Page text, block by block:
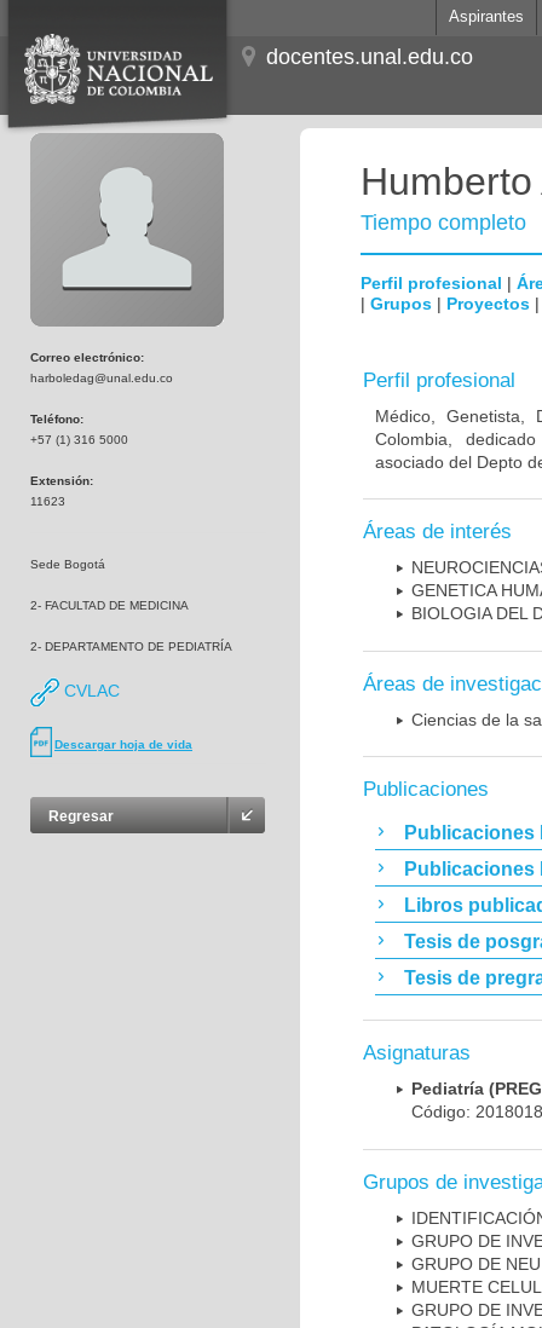
Aspirantes
docentes.unal.edu.co
Correo electrónico:
harboledag@unal.edu.co
Teléfono:
+57 (1) 316 5000
Extensión:
11623
Sede Bogotá
2- FACULTAD DE MEDICINA
2- DEPARTAMENTO DE PEDIATRÍA
CVLAC
Descargar hoja de vida
Regresar
Tiempo completo
Perfil profesional |
| Grupos | Proyectos
Perfil profesional
Médico, Genetista,
Colombia,
asociado del Depto
Áreas de interés
GENETICA
BIOLOGIA DEL
Áreas de
Ciencias de la
Publicaciones
Publicaciones
Publicaciones
Libros
Tesis de
Tesis de
Asignaturas
Pediatría
Código:
Grupos de
GRUPO DE
GRUPO DE
MUERTE
GRUPO DE